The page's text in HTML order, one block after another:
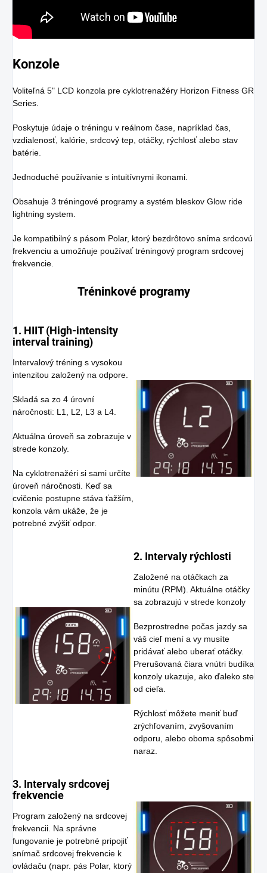
Konzole
Voliteľná 5" LCD konzola pre cyklotrenažéry Horizon Fitness GR
Series.
Poskytuje údaje o tréningu v reálnom čase, napríklad čas,
vzdialenosť, kalórie, srdcový tep, otáčky, rýchlosť alebo stav
batérie.
Jednoduché používanie s intuitívnymi ikonami.
Obsahuje 3 tréningové programy a systém bleskov Glow ride
lightning system.
Je kompatibilný s pásom Polar, ktorý bezdrôtovo sníma srdcovú
frekvenciu a umožňuje používať tréningový program srdcovej
frekvencie.
Tréninkové programy
1. HIIT (High-intensity
interval training)
Intervalový tréning s vysokou
intenzitou založený na odpore.
Skladá sa zo 4 úrovní
náročnosti: L1, L2, L3 a L4.
Aktuálna úroveň sa zobrazuje v
strede konzoly.
Na cyklotrenažéri si sami určíte
úroveň náročnosti. Keď sa
cvičenie postupne stáva ťažším,
konzola vám ukáže, že je
potrebné zvýšiť odpor.
2. Intervaly rýchlosti
Založené na otáčkach za
minútu (RPM). Aktuálne otáčky
sa zobrazujú v strede konzoly
Bezprostredne počas jazdy sa
váš cieľ mení a vy musíte
pridávať alebo uberať otáčky.
Prerušovaná čiara vnútri budíka
konzoly ukazuje, ako ďaleko ste
od cieľa.
Rýchlosť môžete meniť buď
zrýchľovaním, zvyšovaním
odporu, alebo oboma spôsobmi
naraz.
3. Intervaly srdcovej
frekvencie
Program založený na srdcovej
frekvencii. Na správne
fungovanie je potrebné pripojiť
snímač srdcovej frekvencie k
ovládaču (napr. pás Polar, ktorý